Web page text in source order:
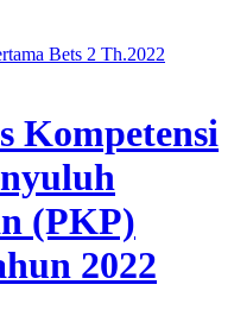
Bets 2 Th.2022
Kompetensi
(PKP)
2022